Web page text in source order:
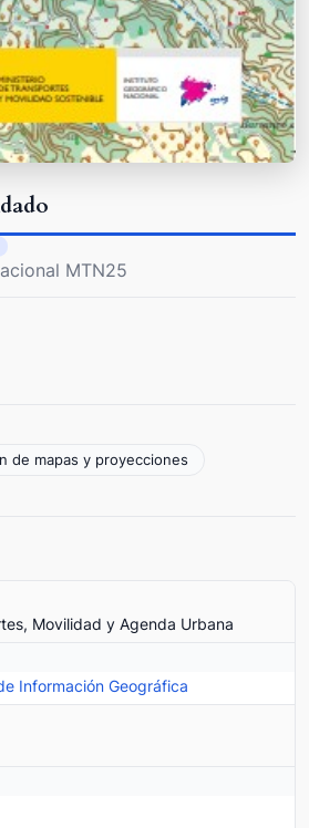
MTN25
de mapas y proyecciones
Movilidad y Agenda Urbana
Información Geográfica